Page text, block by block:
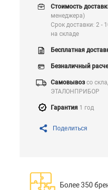
Стоимость
менеджера)
Срок доставки: 2 -
на складе
Бесплатная
Безналичный
Самовывозсо
ЭТАЛОНПРИБОР
Гарантия 1 год
Поделиться
Более 350